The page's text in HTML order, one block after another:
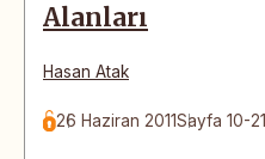
Alanları
Hasan Atak
26 Haziran 2011Sayfa 10-21